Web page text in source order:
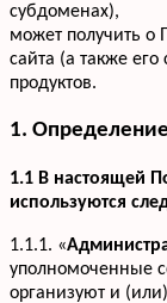
субдоменах),
может получить о
сайта (а также
продуктов.
1.
1.1 В настоящей
используются
1.1.1. «
уполномоченные
организуют и